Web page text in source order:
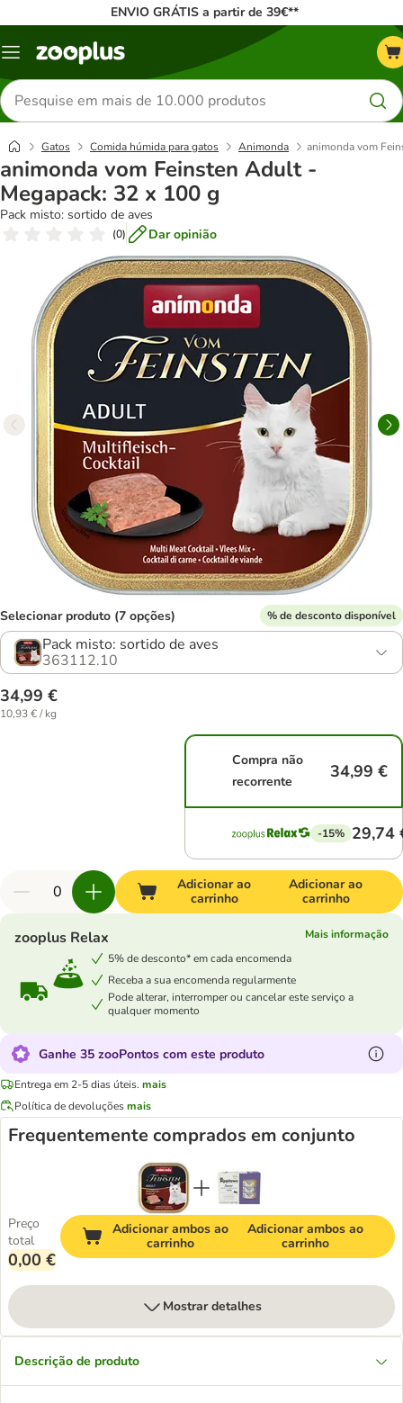
ENVIO GRÁTIS a partir de 39€**
Menu
Pesquisar
produtos
Gatos Comida húmida para gatos Animonda animonda vom
animonda vom Feinsten Adult -
Megapack: 32 x 100 g
Pack misto: sortido de aves
(0) Dar opinião
Selecionar produto (7 opções) % de desconto disponível
Pack misto: sortido de aves
363112.10
34,99 €
10,93 € / kg
Compra não
recorrente
34,99 €
-15% 29,74
Adicionar ao
carrinho
Adicionar ao
carrinho
zooplus Relax
Mais informação
5% de desconto* em cada encomenda
Receba a sua encomenda regularmente
Pode alterar, interromper ou cancelar este serviço a
qualquer momento
Ganhe 35 zooPontos com este produto
Entrega em 2-5 dias úteis. mais
Política de devoluçõesmais
Frequentemente comprados em conjunto
Preço
total
0,00 €
Adicionar ambos ao
carrinho
Adicionar ambos ao
carrinho
Mostrar detalhes
Descrição de produto